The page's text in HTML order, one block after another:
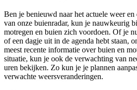
Ben je benieuwd naar het actuele weer
van onze buienradar, kun je nauwkeurig
motregen en buien zich voordoen. Of je
of een dagje uit in de agenda hebt staan,
meest recente informatie over buien en
situatie, kun je ook de verwachting van
uren bekijken. Zo kun je je plannen
verwachte weersveranderingen.